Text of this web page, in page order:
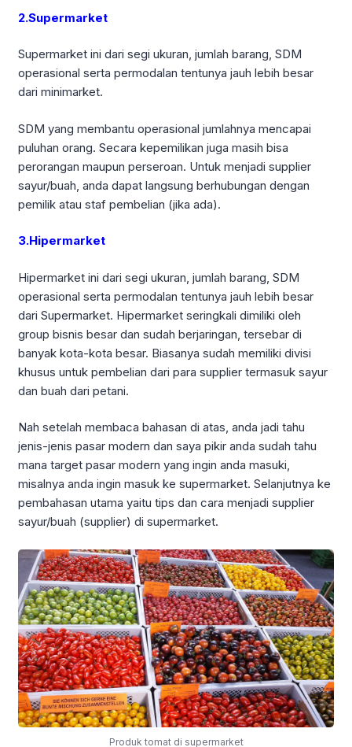
2.Supermarket
Supermarket ini dari segi ukuran, jumlah barang, SDM
operasional serta permodalan tentunya jauh lebih besar
dari minimarket.
SDM yang membantu operasional jumlahnya mencapai
puluhan orang. Secara kepemilikan juga masih bisa
perorangan maupun perseroan. Untuk menjadi supplier
sayur/buah, anda dapat langsung berhubungan dengan
pemilik atau staf pembelian (jika ada).
3.Hipermarket
Hipermarket ini dari segi ukuran, jumlah barang, SDM
operasional serta permodalan tentunya jauh lebih besar
dari Supermarket. Hipermarket seringkali dimiliki oleh
group bisnis besar dan sudah berjaringan, tersebar di
banyak kota-kota besar. Biasanya sudah memiliki divisi
khusus untuk pembelian dari para supplier termasuk sayur
dan buah dari petani.
Nah setelah membaca bahasan di atas, anda jadi tahu
jenis-jenis pasar modern dan saya pikir anda sudah tahu
mana target pasar modern yang ingin anda masuki,
misalnya anda ingin masuk ke supermarket. Selanjutnya ke
pembahasan utama yaitu tips dan cara menjadi supplier
sayur/buah (supplier) di supermarket.
Produk tomat di supermarket